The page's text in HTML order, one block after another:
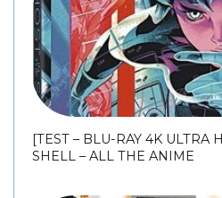
[TEST – BLU-RAY 4K ULTRA
SHELL – ALL THE ANIME